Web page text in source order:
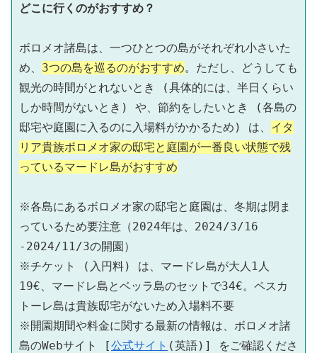
どこに行くのがおすすめ？
ボロメオ諸島は、一つひとつの島がそれぞれ小さいた
め、 3つの島を巡るのがおすすめ。ただし、どうしても
観光の時間がとれないとき (具体的には、半日くらい
しか時間がないとき) や、節約をしたいとき (各島の
邸宅や庭園に入るのに入場料がかかるため) は、 イタ
リア貴族ボロメオ家の邸宅と庭園が一番良い状態で残
っているマードレ島がおすすめ
※各島にあるボロメオ家の邸宅と庭園は、冬期は閉ま
っているため要注意（2024年は、2024/3/16
-2024/11/3の開園）
※チケット (入円料) は、マードレ島が大人1人
19€、マードレ島とベッラ島のセットで34€。ペスカ
トーレ島は貴族邸宅がないため入場料不要
※開園期間や料金に関する最新の情報は、ボロメオ諸
島のWebサイト [公式サイト (英語)] をご確認くださ